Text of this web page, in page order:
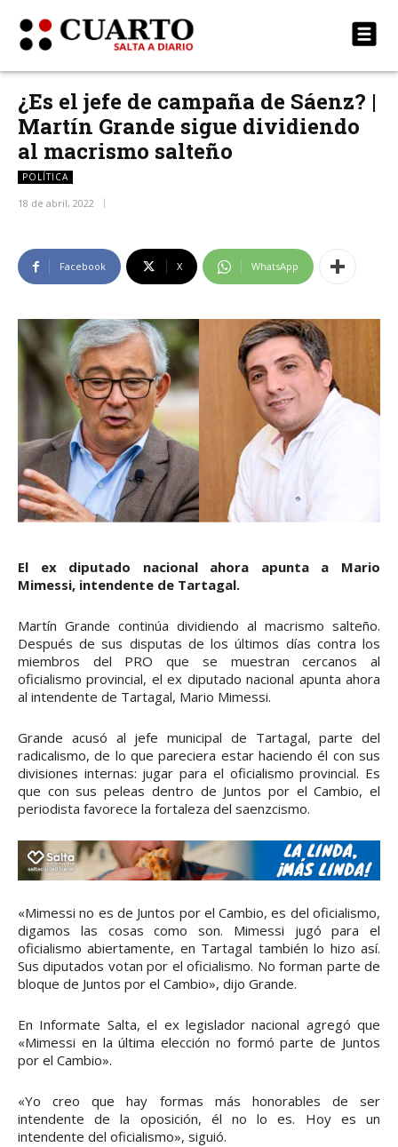
¿Es el jefe de campaña de Sáenz? |
Martín Grande sigue dividiendo
al macrismo salteño
POLÍTICA
18 de abril, 2022
Facebook X WhatsApp
El ex diputado nacional ahora apunta a Mario
Mimessi, intendente de Tartagal.
Martín Grande continúa dividiendo al macrismo salteño.
Después de sus disputas de los últimos días contra los
miembros del PRO que se muestran cercanos al
oficialismo provincial, el ex diputado nacional apunta ahora
al intendente de Tartagal, Mario Mimessi.
Grande acusó al jefe municipal de Tartagal, parte del
radicalismo, de lo que pareciera estar haciendo él con sus
divisiones internas: jugar para el oficialismo provincial. Es
que con sus peleas dentro de Juntos por el Cambio, el
periodista favorece la fortaleza del saenzcismo.
«Mimessi no es de Juntos por el Cambio, es del oficialismo,
digamos las cosas como son. Mimessi jugó para el
oficialismo abiertamente, en Tartagal también lo hizo así.
Sus diputados votan por el oficialismo. No forman parte de
bloque de Juntos por el Cambio», dijo Grande.
En Informate Salta, el ex legislador nacional agregó que
«Mimessi en la última elección no formó parte de Juntos
por el Cambio».
«Yo creo que hay formas más honorables de ser
intendente de la oposición, él no lo es. Hoy es un
intendente del oficialismo», siguió.